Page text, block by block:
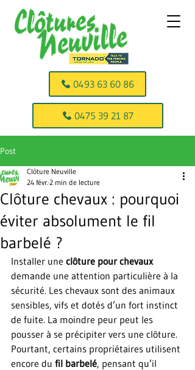
0493 63 60 86
0475 39 21 87
Post
Clôture chevaux : pourquoi
éviter absolument le fil
barbelé ?
Clôture Neuville
24 févr.2 min de lecture
Installer une clôture pour chevaux
demande une attention particulière à la
sécurité. Les chevaux sont des animaux
sensibles, vifs et dotés d’un fort instinct
de fuite. La moindre peur peut les
pousser à se précipiter vers une clôture.
Pourtant, certains propriétaires utilisent
encore du fil barbelé, pensant qu’il